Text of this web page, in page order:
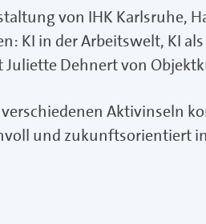
von IHK Karlsruhe,
KI in der Arbeitswelt, KI
Dehnert von
Aktivinseln
und zukunftsorientiert